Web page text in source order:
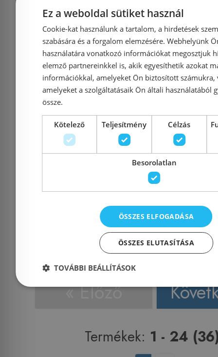
Marmorin Lukka 2
medencés gránit
mosogató, White 140
203 006
Azonosító: 160942
69 900 Ft
Kosárba
64
« Előző
Termékek: 1 - 24
Ez a weboldal sütiket használ
Cookie-kat használunk a tartalom, a hirdetések
szabására és a forgalom elemzésére. Webhelyünk
használatára vonatkozó információkat megosztjuk
elemző partnereinkkel is, akik egyesíthetik azokat
információkkal, amelyeket Ön biztosított számukra,
amelyeket a szolgáltatásaik Ön általi használatából
össze.
Kötelező Teljesítmény Célzás
Besorolatlan
ÖSSZES ELFOGADÁSA
ÖSSZES ELUTASÍTÁSA
TOVÁBBI BEÁLLÍTÁSOK